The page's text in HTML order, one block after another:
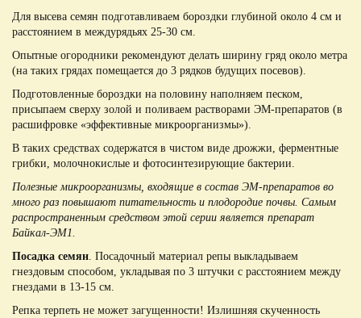
Для высева семян подготавливаем бороздки глубиной около 4 см и
расстоянием в междурядьях 25-30 см.
Опытные огородники рекомендуют делать ширину гряд около метра
(на таких грядах помещается до 3 рядков будущих посевов).
Подготовленные бороздки на половину наполняем песком,
присыпаем сверху золой и поливаем растворами ЭМ-препаратов (в
расшифровке «эффективные микроорганизмы»).
В таких средствах содержатся в чистом виде дрожжи, ферментные
грибки, молочнокислые и фотосинтезирующие бактерии.
Полезные микроорганизмы, входящие в состав ЭМ-препаратов во
много раз повышают питательность и плодородие почвы. Самым
распространенным средством этой серии является препарат
Байкал-ЭМ1.
Посадка семян . Посадочный материал репы выкладываем
гнездовым способом, укладывая по 3 штучки с расстоянием между
гнездами в 13-15 см.
Репка терпеть не может загущенности! Излишняя скученность